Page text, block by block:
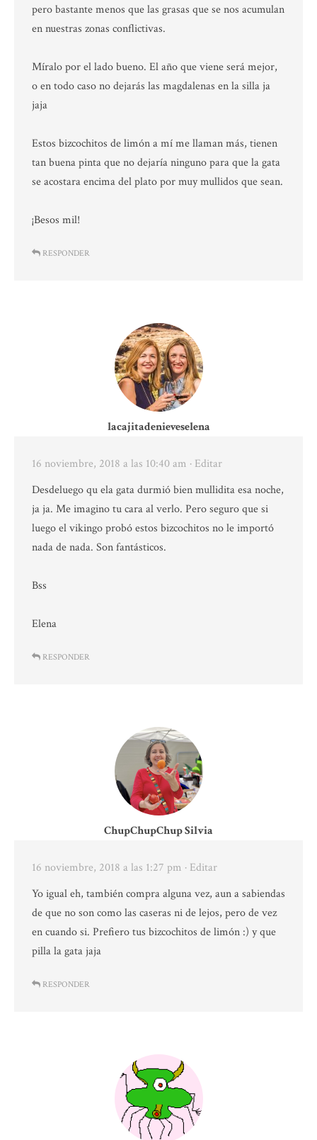
pero bastante menos que las grasas que se nos acumulan
en nuestras zonas conflictivas.
Míralo por el lado bueno. El año que viene será mejor,
o en todo caso no dejarás las magdalenas en la silla ja
jaja
Estos bizcochitos de limón a mí me llaman más, tienen
tan buena pinta que no dejaría ninguno para que la gata
se acostara encima del plato por muy mullidos que sean.
¡Besos mil!
RESPONDER
lacajitadenieveselena
16 noviembre, 2018 a las 10:40 am · Editar
Desdeluego qu ela gata durmió bien mullidita esa noche,
ja ja. Me imagino tu cara al verlo. Pero seguro que si
luego el vikingo probó estos bizcochitos no le importó
nada de nada. Son fantásticos.
Bss
Elena
RESPONDER
ChupChupChup Silvia
16 noviembre, 2018 a las 1:27 pm · Editar
Yo igual eh, también compra alguna vez, aun a sabiendas
de que no son como las caseras ni de lejos, pero de vez
en cuando si. Prefiero tus bizcochitos de limón :) y que
pilla la gata jaja
RESPONDER